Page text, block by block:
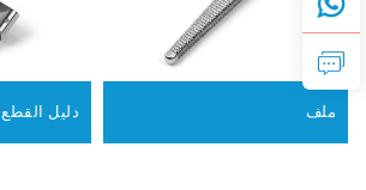
ملف دليل القطع